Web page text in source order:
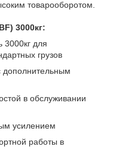
товарооборотом.
3000кг:
3000кг для
грузов
дополнительным
в обслуживании
усилением
работы в